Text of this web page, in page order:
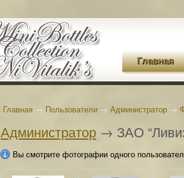
Главная
Главная → Пользователи → Администратор →
Администратор → ЗАО
Вы смотрите фотографии одного